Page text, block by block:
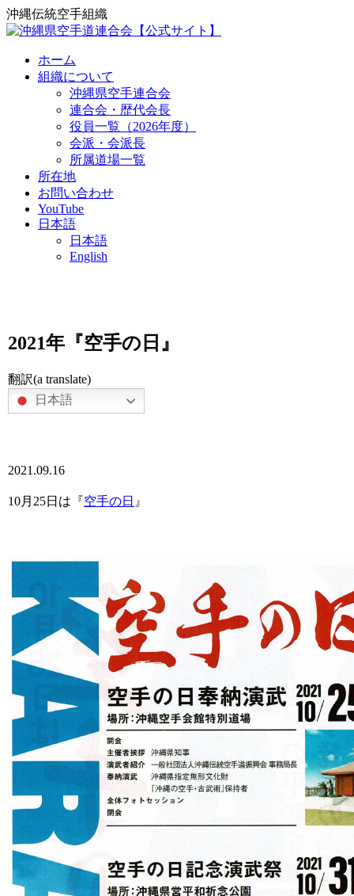
沖縄伝統空手組織
ホーム
組織について
沖縄県空手連合会
連合会・歴代会長
役員一覧（2026年度）
会派・会派長
所属道場一覧
所在地
お問い合わせ
YouTube
日本語
日本語
English
2021年『空手の日』
翻訳(a translate)
日本語
2021.09.16
10月25日は『空手の日 』